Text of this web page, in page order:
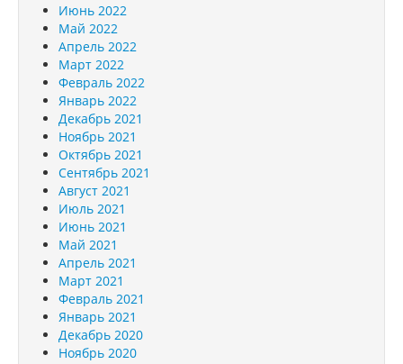
Июнь 2022
Май 2022
Апрель 2022
Март 2022
Февраль 2022
Январь 2022
Декабрь 2021
Ноябрь 2021
Октябрь 2021
Сентябрь 2021
Август 2021
Июль 2021
Июнь 2021
Май 2021
Апрель 2021
Март 2021
Февраль 2021
Январь 2021
Декабрь 2020
Ноябрь 2020